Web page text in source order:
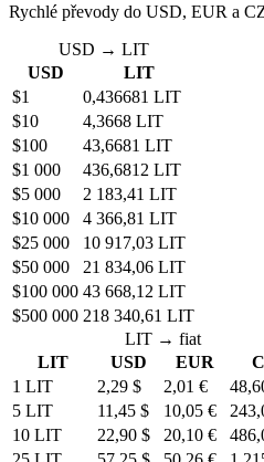
Rychlé převody do USD, EUR a
USD → LIT
USD
LIT
$1
0,436681 LIT
$10
4,3668 LIT
$100
43,6681 LIT
$1 000
436,6812 LIT
$5 000
2 183,41 LIT
$10 000
4 366,81 LIT
$25 000
10 917,03 LIT
$50 000
21 834,06 LIT
$100 000 43 668,12 LIT
$500 000 218 340,61 LIT
LIT → fiat
LIT
USD EUR
1 LIT
2,29 $ 2,01 €
5 LIT
11,45 $ 10,05 €
10 LIT
22,90 $ 20,10 €